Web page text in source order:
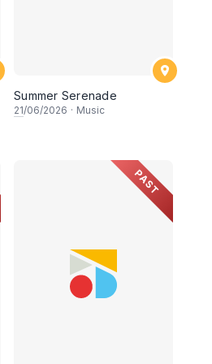
Summer Serenade
21/06/2026 · Music
PAST